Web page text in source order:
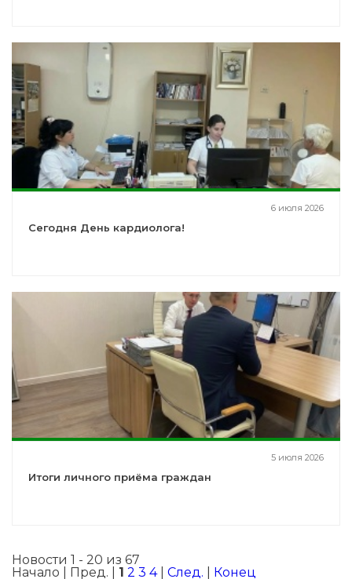
6 июля 2026
Сегодня День кардиолога!
5 июля 2026
Итоги личного приёма граждан
Новости 1 - 20 из 67
Начало | Пред. | 1 2 3 4| След. Конец